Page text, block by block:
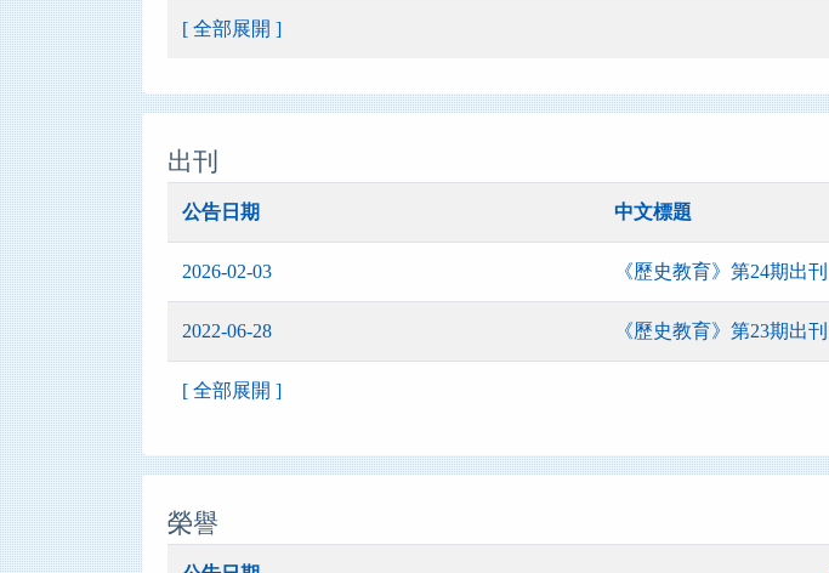
[ 全部展開 ]
出刊
公告日期 中文標題
2026-02-03 《歷史教育》第24期出刊
2022-06-28 《歷史教育》第23期出刊
[ 全部展開 ]
榮譽